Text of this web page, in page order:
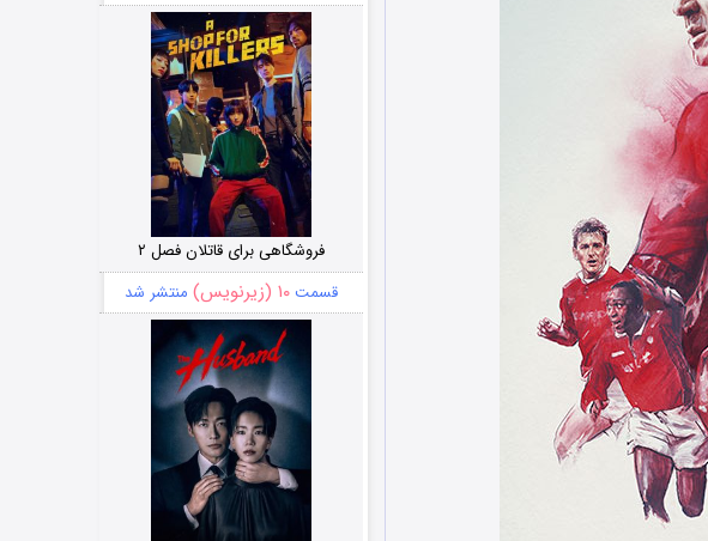
فروشگاهی برای قاتلان فصل ۲
قسمت۱۰ (زیرنویس) منتشر شد